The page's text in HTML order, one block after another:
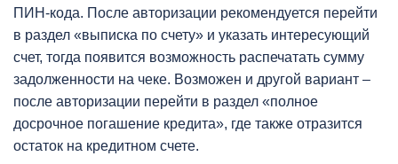
ПИН-кода. После авторизации рекомендуется перейти
в раздел «выписка по счету» и указать интересующий
счет, тогда появится возможность распечатать сумму
задолженности на чеке. Возможен и другой вариант –
после авторизации перейти в раздел «полное
досрочное погашение кредита», где также отразится
остаток на кредитном счете.